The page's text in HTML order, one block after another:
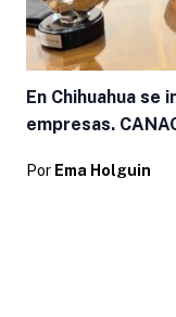
En Chihuahua se
empresas.
Por Ema Holguin